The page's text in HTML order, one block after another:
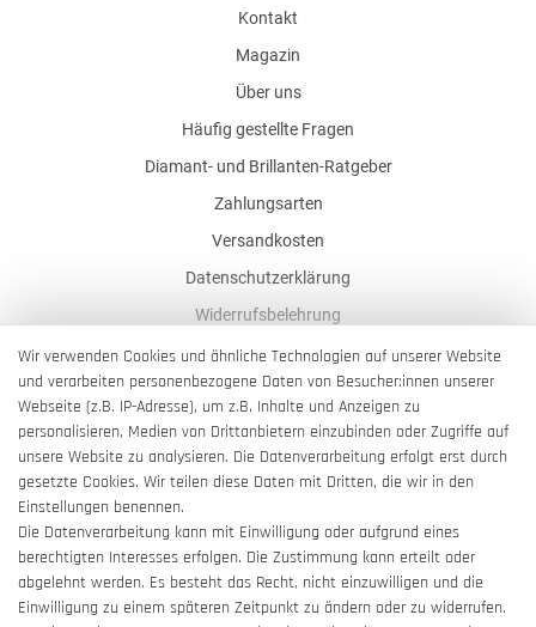
Kontakt
Magazin
Über uns
Häufig gestellte Fragen
Diamant- und Brillanten-Ratgeber
Zahlungsarten
Versandkosten
Datenschutzerklärung
Widerrufsbelehrung
AGB
Impressum
Barrierefreiheitserklärung
Vertrag widerrufen
Wir verwenden Cookies und ähnliche Technologien auf unserer Website
und verarbeiten personenbezogene Daten von Besucher:innen unserer
Webseite (z.B. IP-Adresse), um z.B. Inhalte und Anzeigen zu
personalisieren, Medien von Drittanbietern einzubinden oder Zugriffe auf
unsere Website zu analysieren. Die Datenverarbeitung erfolgt erst durch
gesetzte Cookies. Wir teilen diese Daten mit Dritten, die wir in den
Einstellungen benennen.
Die Datenverarbeitung kann mit Einwilligung oder aufgrund eines
berechtigten Interesses erfolgen. Die Zustimmung kann erteilt oder
abgelehnt werden. Es besteht das Recht, nicht einzuwilligen und die
Einwilligung zu einem späteren Zeitpunkt zu ändern oder zu widerrufen.